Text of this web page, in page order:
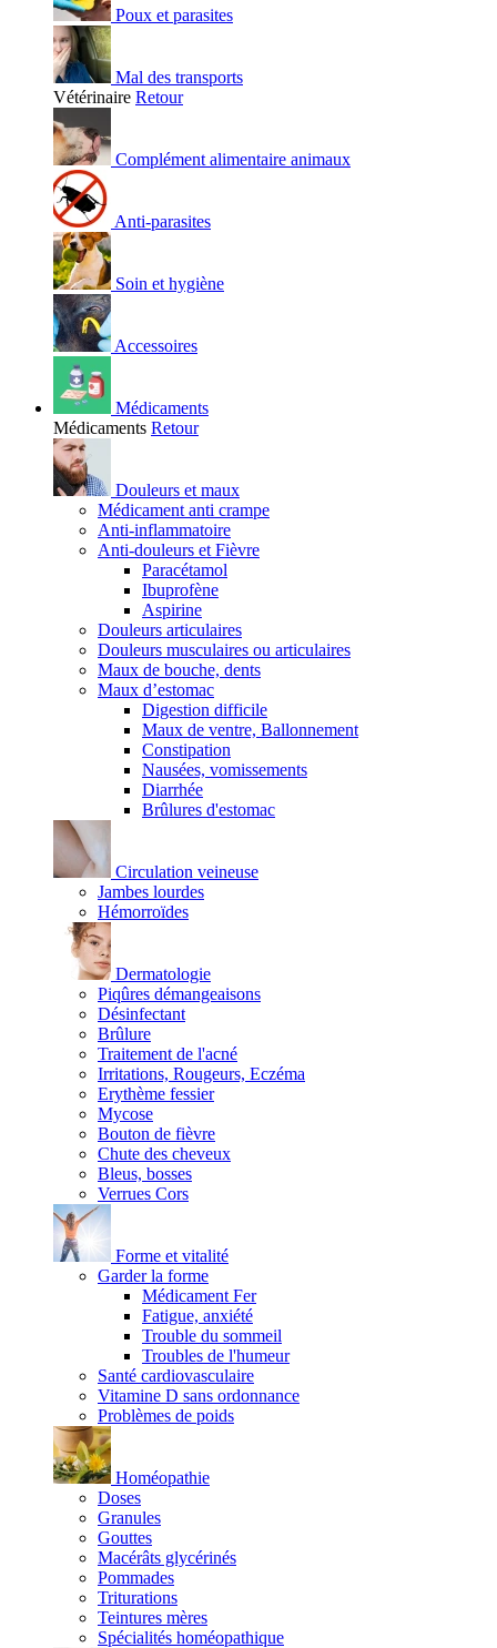
Poux et parasites
Mal des transports
Vétérinaire Retour
Complément alimentaire animaux
Anti-parasites
Soin et hygiène
Accessoires
Médicaments
Médicaments Retour
Douleurs et maux
Médicament anti crampe
Anti-inflammatoire
Anti-douleurs et Fièvre
Paracétamol
Ibuprofène
Aspirine
Douleurs articulaires
Douleurs musculaires ou articulaires
Maux de bouche, dents
Maux d’estomac
Digestion difficile
Maux de ventre, Ballonnement
Constipation
Nausées, vomissements
Diarrhée
Brûlures d'estomac
Circulation veineuse
Jambes lourdes
Hémorroïdes
Dermatologie
Piqûres démangeaisons
Désinfectant
Brûlure
Traitement de l'acné
Irritations, Rougeurs, Eczéma
Erythème fessier
Mycose
Bouton de fièvre
Chute des cheveux
Bleus, bosses
Verrues Cors
Forme et vitalité
Garder la forme
Médicament Fer
Fatigue, anxiété
Trouble du sommeil
Troubles de l'humeur
Santé cardiovasculaire
Vitamine D sans ordonnance
Problèmes de poids
Homéopathie
Doses
Granules
Gouttes
Macérâts glycérinés
Pommades
Triturations
Teintures mères
Spécialités homéopathique